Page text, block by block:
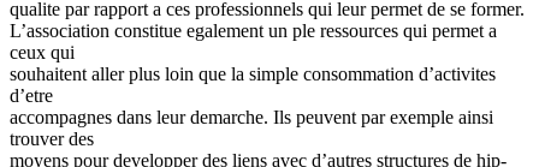
qualite par rapport a ces professionnels qui leur permet de se former.
L’association constitue egalement un ple ressources qui permet a
ceux qui
souhaitent aller plus loin que la simple consommation d’activites
d’etre
accompagnes dans leur demarche. Ils peuvent par exemple ainsi
trouver des
moyens pour developper des liens avec d’autres structures de hip-